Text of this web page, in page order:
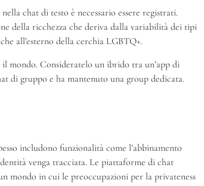
chat di testo è necessario essere registrati.
della ricchezza che deriva dalla variabilità dei tipi
all’esterno della cerchia LGBTQ+.
mondo. Consideratelo un ibrido tra un’app di
di gruppo e ha mantenuto una group dedicata.
includono funzionalità come l’abbinamento
venga tracciata. Le piattaforme di chat
mondo in cui le preoccupazioni per la privateness